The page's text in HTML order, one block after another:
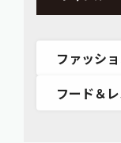
ファッシ
フード＆